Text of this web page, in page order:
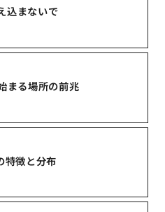
込まないで
まる場所の前兆
特徴と分布